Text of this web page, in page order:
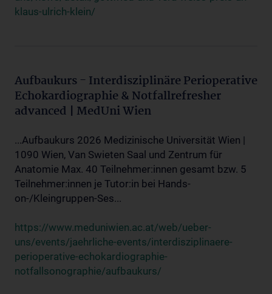
klaus-ulrich-klein/
Aufbaukurs - Interdisziplinäre Perioperative
Echokardiographie & Notfallrefresher
advanced | MedUni Wien
...Aufbaukurs 2026 Medizinische Universität Wien |
1090 Wien, Van Swieten Saal und Zentrum für
Anatomie Max. 40 Teilnehmer:innen gesamt bzw. 5
Teilnehmer:innen je Tutor:in bei Hands-
on-/Kleingruppen-Ses...
https://www.meduniwien.ac.at/web/ueber-
uns/events/jaehrliche-events/interdisziplinaere-
perioperative-echokardiographie-
notfallsonographie/aufbaukurs/